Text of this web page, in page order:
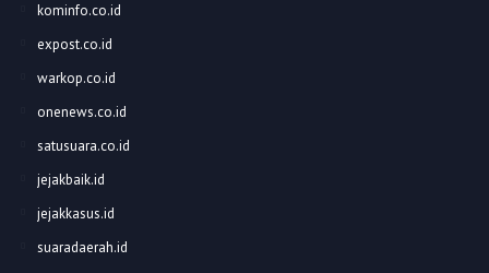
kominfo.co.id
expost.co.id
warkop.co.id
onenews.co.id
satusuara.co.id
jejakbaik.id
jejakkasus.id
suaradaerah.id